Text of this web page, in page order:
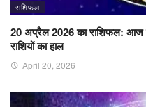
राशिफल
20 अप्रैल 2026 का राशिफल: आज
राशियों का हाल
April 20, 2026